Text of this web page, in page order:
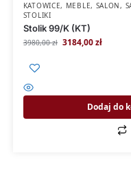
KATOWICE, MEBLE, SALON,
STOLIKI
Stolik 99/K (KT)
3980,00zł 3184,00zł
Dodaj do